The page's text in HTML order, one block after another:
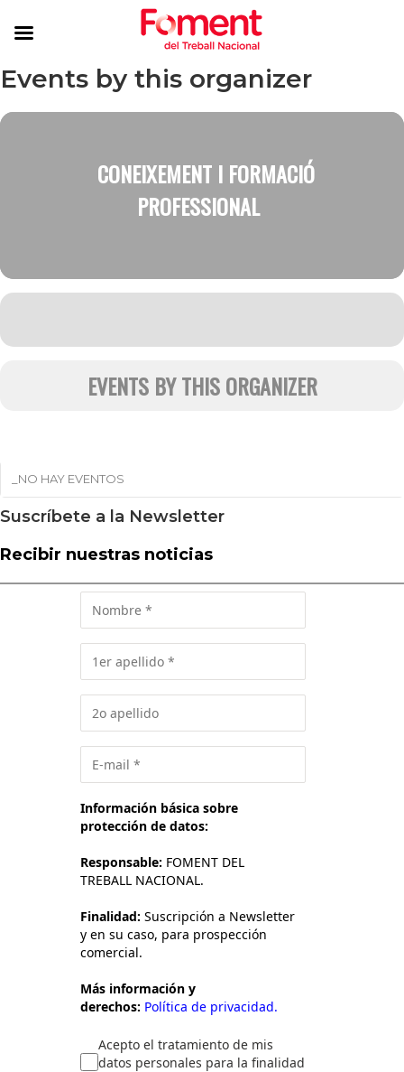
Events by this organizer
CONEIXEMENT I FORMACIÓ
PROFESSIONAL
EVENTS BY THIS ORGANIZER
_NO HAY EVENTOS
Suscríbete a la Newsletter
Recibir nuestras noticias
Información básica sobre
protección de datos:
Responsable: FOMENT DEL
TREBALL NACIONAL.
Finalidad: Suscripción a Newsletter
y en su caso, para prospección
comercial.
Más información y
derechos: Política de privacidad.
Acepto el tratamiento de mis
datos personales para la finalidad